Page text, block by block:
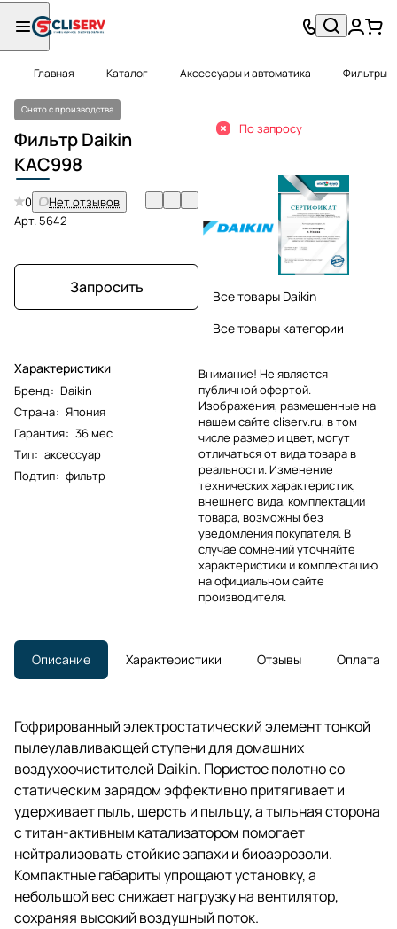
Главная Каталог Аксессуары и автоматика Фильтры
Снято с производства
Фильтр Daikin
KAC998
0
Нет отзывов
Арт. 5642
Запросить
Характеристики
Бренд: Daikin
Страна: Япония
Гарантия: 36 мес
Тип: аксессуар
Подтип: фильтр
По запросу
Все товары Daikin
Все товары категории
Внимание! Не является
публичной офертой.
Изображения, размещенные на
нашем сайте cliserv.ru, в том
числе размер и цвет, могут
отличаться от вида товара в
реальности. Изменение
технических характеристик,
внешнего вида, комплектации
товара, возможны без
уведомления покупателя. В
случае сомнений уточняйте
характеристики и комплектацию
на официальном сайте
производителя.
Описание Характеристики Отзывы Оплата
Гофрированный электростатический элемент тонкой
пылеулавливающей ступени для домашних
воздухоочистителей Daikin. Пористое полотно со
статическим зарядом эффективно притягивает и
удерживает пыль, шерсть и пыльцу, а тыльная сторона
с титан-активным катализатором помогает
нейтрализовать стойкие запахи и биоаэрозоли.
Компактные габариты упрощают установку, а
небольшой вес снижает нагрузку на вентилятор,
сохраняя высокий воздушный поток.